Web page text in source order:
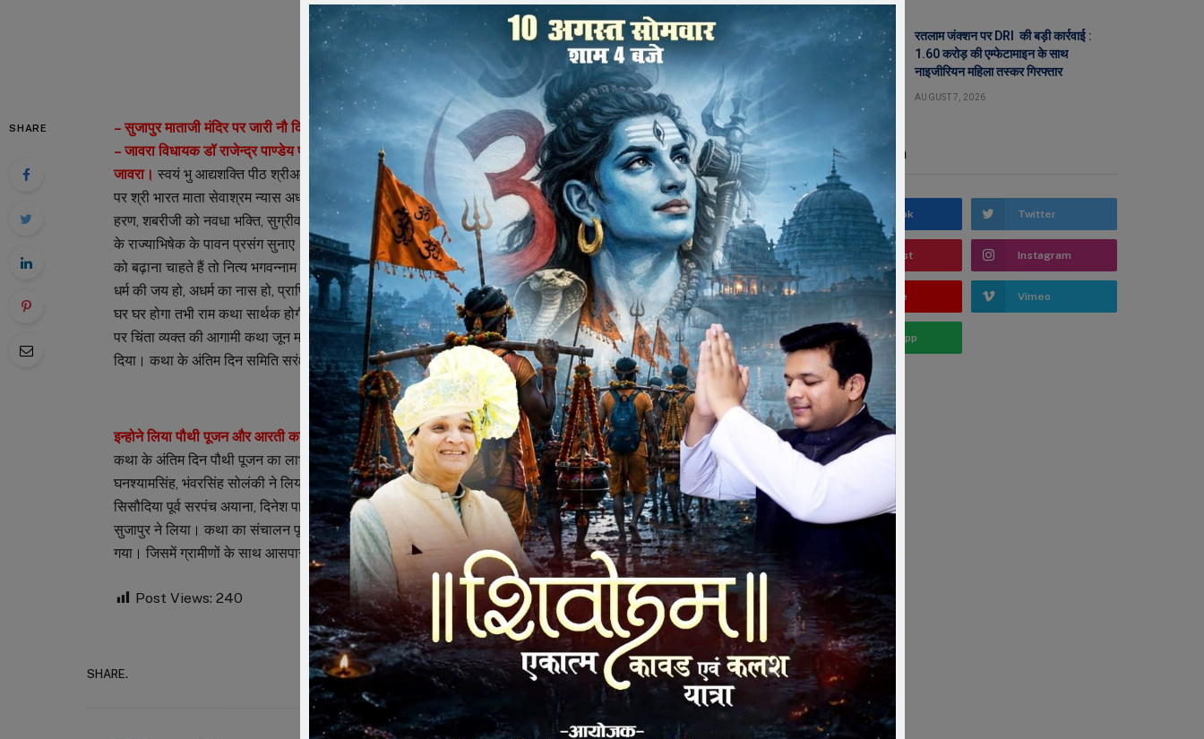
SHARE
– सुजापुर माताजी मंदिर पर जारी नौ दिवसीय श्रीराम कथा की हुई पूर्णाहूति, महाआरती और महाप्रसादी का हुआ आयोजन
– जावरा विधायक डॉ राजेन्द्र पाण्डेय परिवार सहित रहे मौजुद
जावरा। स्वयं भु आद्यशक्ति पीठ श्रीअम्बेमाता मंदिर पहाड़ी सुजापुर पर अठारहवा ज्ञान गंगा महोत्सव के नवें दिन कथा की पूर्णाहूति
पर श्री भारत माता सेवाश्रम न्यास अध्यक्षा पूज्य साध्वी हेमलता दीदी सरकार ने श्री राम वनवास की कथा, भरत मिलाप, माता सीता
हरण, शबरीजी को नवधा भक्ति, सुग्रीव मैत्री, सुंदरकांड, लंका काण्ड और रावण मरण के साथ ही मर्यादा पुरुषोत्तम भगवान श्रीराम
के राज्याभिषेक के पावन प्रसंग सुनाए। दीदी ने सम्पूर्ण कथा का सार भगवन्नाम कीर्तन बताया अगर स्नातनी अपनी शक्ति शोर्य कीर्ति
को बढ़ाना चाहते हैं तो नित्य भगवन्नाम संकीर्तन प्रत्येक व्यक्ति को 45 मिनट राम नाम जपना चाहिए, घर की आरती में परिवार सहित
धर्म की जय हो, अधर्म का नास हो, प्राणियों में सद्भावना हो, विश्वकल्याण का कल्याण हो सत्य सनातन धर्म की जय हो यह जय घोष
घर घर होगा तभी राम कथा सार्थक होगी। बच्चो को संस्कारवान स्कूल में भेजें, वर्तमान में बढ़ती हुई आत्म हत्याओं धर्मांतरण अपहरण
पर चिंता व्यक्त की आगामी कथा जून माह में सांवरिया सेठ मंदिर जावरा शास्त्री नगर में होगी सभी को कथा में आने का निमंत्रण भी
दिया। कथा के अंतिम दिन समिति सरंक्षक एवं जावरा विधायक डॉ राजेन्द्र पाण्डेय भी अपने परिवार सहित उपस्थित रहे।
इन्होने लिया पौथी पूजन और आरती का लाभ –
कथा के अंतिम दिन पौथी पूजन का लाभ पटेल अजय पाण्डेय, आशीष सत्यनारायण पाण्डेय, मनीष रमेशचन्द्र त्रिवेदी (पटवारी),
घनश्यामसिंह, भंवरसिंह सोलंकी ने लिया। आरती का लाभ विधायक डॉ राजेन्द्र पाण्डेय, शश्ी रोशनलाल खण्डेलवाल, ओनोपसिंह
सिसौदिया पूर्व सरपंच अयाना, दिनेश पाटीदार मंडल अध्यक्ष भाजपा, राजकुमारसिंह राठौड़ आम्बा, दिनेश तिवारी सचिव ग्राम पंचायत
सुजापुर ने लिया। कथा का संचालन पूर्व सरपंच सुभाष पांचाल ने किया। कथा के समापन अवसर पर महाप्रसादी का आयोजन रखा
गया। जिसमें ग्रामीणों के साथ आसपास के श्रृद्धालुओं ने पहुंचकर प्रसादी ग्रहण की।
Post Views: 240
SHARE.
Twitter Pinterest LinkedIn Tumblr Telegram Email
रतलाम जंक्शन पर DRI की बड़ी कार्रवाई :
1.60 करोड़ की एम्फेटामाइन के साथ
नाइजीरियन महिला तस्कर गिरफ्तार
AUGUST 7, 2026
Stay In Touch
Facebook Twitter
Pinterest Instagram
YouTube Vimeo
WhatsApp